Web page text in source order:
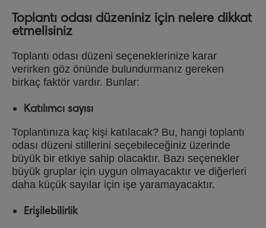
Toplantı odası düzeniniz için nelere dikkat
etmelisiniz
Toplantı odası düzeni seçeneklerinize karar
verirken göz önünde bulundurmanız gereken
birkaç faktör vardır. Bunlar:
Katılımcı sayısı
Toplantınıza kaç kişi katılacak? Bu, hangi toplantı
odası düzeni stillerini seçebileceğiniz üzerinde
büyük bir etkiye sahip olacaktır. Bazı seçenekler
büyük gruplar için uygun olmayacaktır ve diğerleri
daha küçük sayılar için işe yaramayacaktır.
Erişilebilirlik